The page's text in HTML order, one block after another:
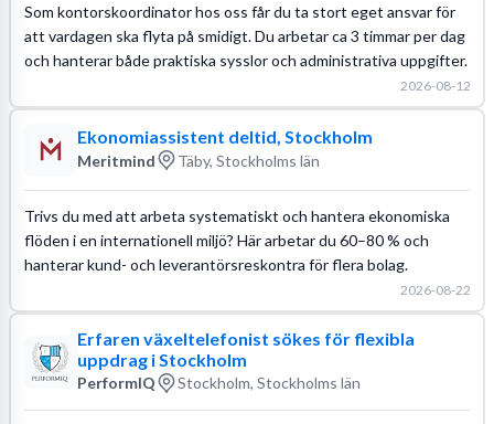
Som kontorskoordinator hos oss får du ta stort eget ansvar för
att vardagen ska flyta på smidigt. Du arbetar ca 3 timmar per dag
och hanterar både praktiska sysslor och administrativa uppgifter.
2026-08-12
Ekonomiassistent deltid, Stockholm
Meritmind Täby, Stockholms län
Trivs du med att arbeta systematiskt och hantera ekonomiska
flöden i en internationell miljö? Här arbetar du 60–80 % och
hanterar kund- och leverantörsreskontra för flera bolag.
2026-08-22
Erfaren växeltelefonist sökes för flexibla
uppdrag i Stockholm
PerformIQ Stockholm, Stockholms län